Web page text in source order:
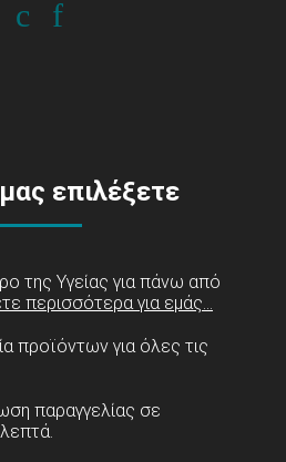
μας επιλέξετε
της Υγείας για πάνω από
περισσότερα για εμάς...
προϊόντων για όλες τις
παραγγελίας σε